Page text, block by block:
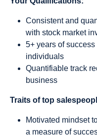
Consistent and
with stock market
5+ years of
individuals
Quantifiable track
business
Traits of top
Motivated mindset
a measure of